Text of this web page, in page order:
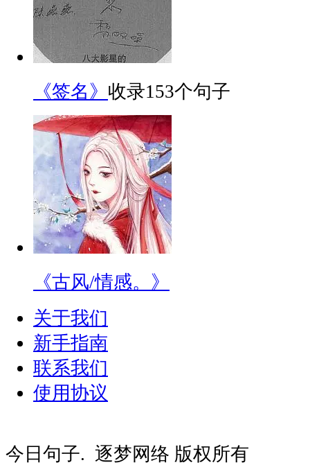
《签名》 收录153个句子
《古风/情感。》
关于我们
新手指南
联系我们
使用协议
今日句子. 逐梦网络 版权所有